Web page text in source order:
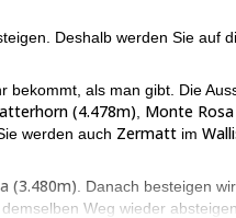
Deshalb werden Sie auf
bekommt, als man gibt. Die
(4.478m) Monte Rosa
werden auch Zermatt im
(3.480m) . Danach besteigen
Weg wieder